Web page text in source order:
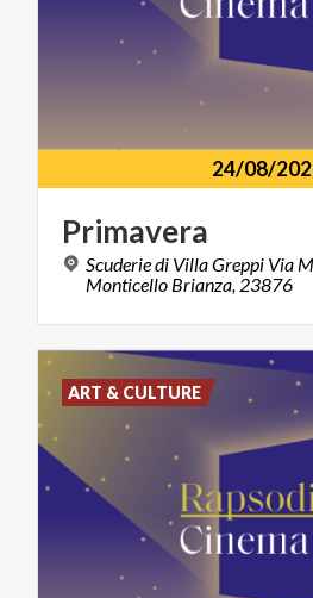
24/08/
Primavera
Scuderie di Villa Greppi Via
Monticello Brianza, 23876
ART & CULTURE